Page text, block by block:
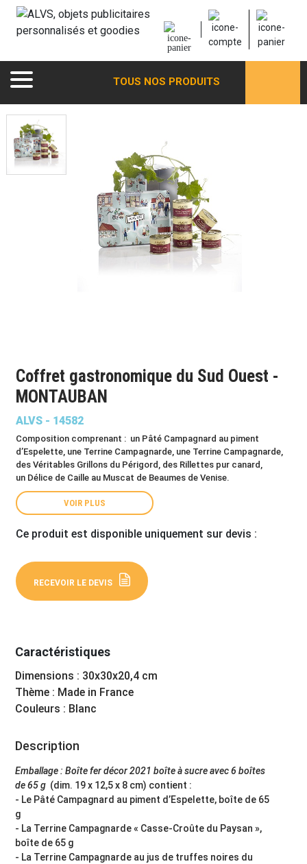
TOUS NOS PRODUITS
Coffret gastronomique du Sud Ouest -
MONTAUBAN
ALVS - 14582
Composition comprenant : un Pâté Campagnard au piment
d’Espelette, une Terrine Campagnarde, une Terrine Campagnarde,
des Véritables Grillons du Périgord, des Rillettes pur canard,
un Délice de Caille au Muscat de Beaumes de Venise.
VOIR PLUS
Ce produit est disponible uniquement sur devis :
RECEVOIR LE DEVIS
Caractéristiques
Dimensions : 30x30x20,4 cm
Thème : Made in France
Couleurs : Blanc
Description
Emballage : Boîte fer décor 2021 boîte à sucre avec 6 boîtes
de 65 g (dim. 19 x 12,5 x 8 cm) contient :
- Le Pâté Campagnard au piment d’Espelette, boîte de 65
g
- La Terrine Campagnarde « Casse-Croûte du Paysan »,
boîte de 65 g
- La Terrine Campagnarde au jus de truffes noires du